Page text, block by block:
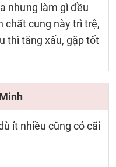
nhưng làm gì đều
chất cung này trì trệ,
thì tăng xấu, gặp tốt
ít nhiều cũng có cãi